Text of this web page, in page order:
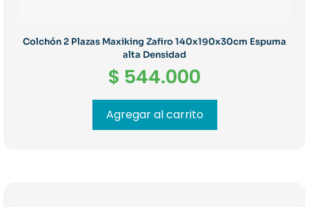
Colchón 2 Plazas Maxiking Zafiro 140x190x30cm Espuma
alta Densidad
$ 544.000
Agregar al carrito